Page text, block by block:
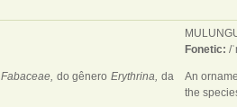
Fabaceae, do gêneroErythrina,da
Fonetic: /
An
the